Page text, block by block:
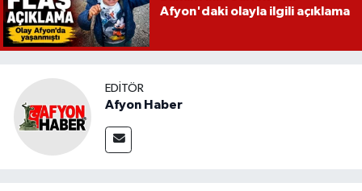
Afyon'daki olayla ilgili açıklama
EDITÖR
Afyon Haber